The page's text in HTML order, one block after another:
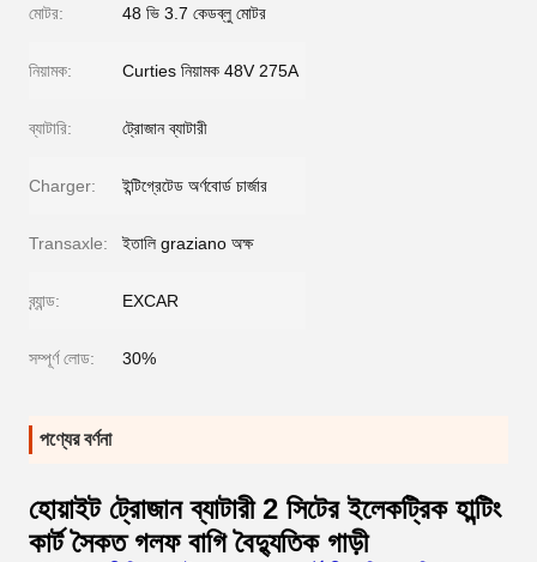
মোটর: 48 ভি 3.7 কেডব্লু মোটর
নিয়ামক: Curties নিয়ামক 48V 275A
ব্যাটারি: ট্রোজান ব্যাটারী
Charger: ইন্টিগ্রেটেড অর্ণবোর্ড চার্জার
Transaxle: ইতালি graziano অক্ষ
ব্র্যান্ড: EXCAR
সম্পূর্ণ লোড: 30%
পণ্যের বর্ণনা
হোয়াইট ট্রোজান ব্যাটারী 2 সিটের ইলেকট্রিক হান্টিং
কার্ট সৈকত গলফ বাগি বৈদ্যুতিক গাড়ী